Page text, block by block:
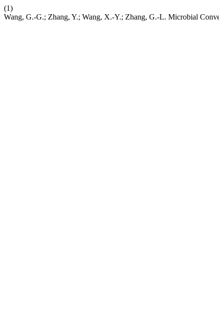
(1)
Wang, G.-G.; Zhang, Y.; Wang, X.-Y.; Zhang, G.-L. Microbial